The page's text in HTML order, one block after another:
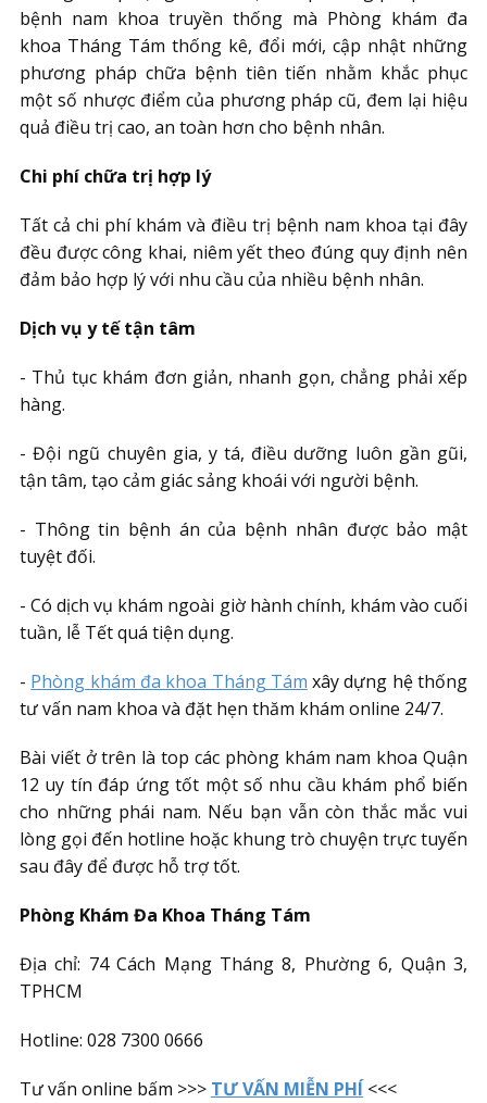
bệnh nam khoa truyền thống mà Phòng khám đa
khoa Tháng Tám thống kê, đổi mới, cập nhật những
phương pháp chữa bệnh tiên tiến nhằm khắc phục
một số nhược điểm của phương pháp cũ, đem lại hiệu
quả điều trị cao, an toàn hơn cho bệnh nhân.
Chi phí chữa trị hợp lý
Tất cả chi phí khám và điều trị bệnh nam khoa tại đây
đều được công khai, niêm yết theo đúng quy định nên
đảm bảo hợp lý với nhu cầu của nhiều bệnh nhân.
Dịch vụ y tế tận tâm
- Thủ tục khám đơn giản, nhanh gọn, chẳng phải xếp
hàng.
- Đội ngũ chuyên gia, y tá, điều dưỡng luôn gần gũi,
tận tâm, tạo cảm giác sảng khoái với người bệnh.
- Thông tin bệnh án của bệnh nhân được bảo mật
tuyệt đối.
- Có dịch vụ khám ngoài giờ hành chính, khám vào cuối
tuần, lễ Tết quá tiện dụng.
- Phòng khám đa khoa Tháng Tám xây dựng hệ thống
tư vấn nam khoa và đặt hẹn thăm khám online 24/7.
Bài viết ở trên là top các phòng khám nam khoa Quận
12 uy tín đáp ứng tốt một số nhu cầu khám phổ biến
cho những phái nam. Nếu bạn vẫn còn thắc mắc vui
lòng gọi đến hotline hoặc khung trò chuyện trực tuyến
sau đây để được hỗ trợ tốt.
Phòng Khám Đa Khoa Tháng Tám
Địa chỉ: 74 Cách Mạng Tháng 8, Phường 6, Quận 3,
TPHCM
Hotline: 028 7300 0666
Tư vấn online bấm >>> TƯ VẤN MIỄN PHÍ <<<